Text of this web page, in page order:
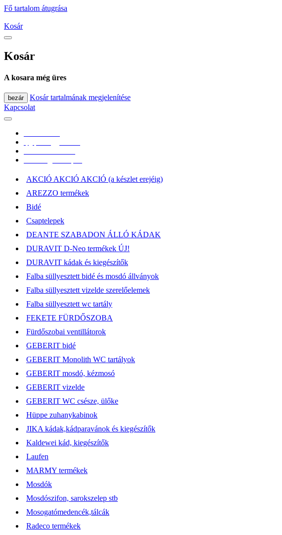
Fő tartalom átugrása
Kosár
Kosár
A kosara még üres
bezár
Kosár tartalmának megjelenítése
Kapcsolat
AKCIÓ AKCIÓ AKCIÓ (a készlet erejéig)
AREZZO termékek
Bidé
Csaptelepek
DEANTE SZABADON ÁLLÓ KÁDAK
DURAVIT D-Neo termékek ÚJ!
DURAVIT kádak és kiegészítők
Falba süllyesztett bidé és mosdó állványok
Falba süllyesztett vizelde szerelőelemek
Falba süllyesztett wc tartály
FEKETE FÜRDŐSZOBA
Fürdőszobai ventillátorok
GEBERIT bidé
GEBERIT Monolith WC tartályok
GEBERIT mosdó, kézmosó
GEBERIT vizelde
GEBERIT WC csésze, ülőke
Hüppe zuhanykabinok
JIKA kádak,kádparavánok és kiegészítők
Kaldewei kád, kiegészítők
Laufen
MARMY termékek
Mosdók
Mosdószifon, sarokszelep stb
Mosogatómedencék,tálcák
Radeco termékek